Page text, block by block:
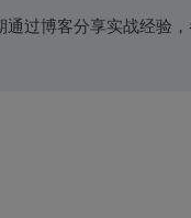
过博客分享实战经验